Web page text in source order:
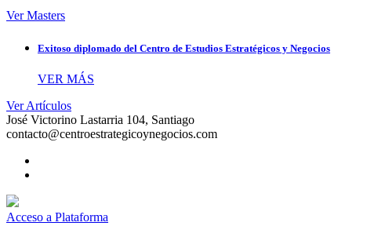
Ver Masters
Exitoso diplomado del Centro de Estudios Estratégicos y Negocios
VER MÁS
Ver Artículos
José Victorino Lastarria 104, Santiago
contacto@centroestrategicoynegocios.com
Acceso a Plataforma